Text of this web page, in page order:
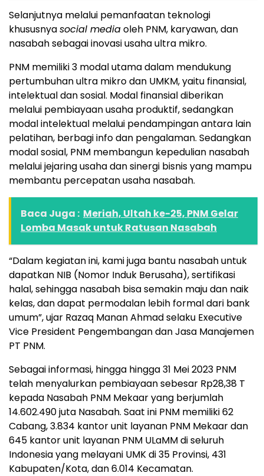
Selanjutnya melalui pemanfaatan teknologi
khususnyasocial mediaoleh PNM, karyawan, dan
nasabah sebagai inovasi usaha ultra mikro.
PNM memiliki 3 modal utama dalam mendukung
pertumbuhan ultra mikro dan UMKM, yaitu finansial,
intelektual dan sosial. Modal finansial diberikan
melalui pembiayaan usaha produktif, sedangkan
modal intelektual melalui pendampingan antara lain
pelatihan, berbagi info dan pengalaman. Sedangkan
modal sosial, PNM membangun kepedulian nasabah
melalui jejaring usaha dan sinergi bisnis yang mampu
membantu percepatan usaha nasabah.
Baca Juga : Meriah, Ultah ke-25, PNM Gelar
Lomba Masak untuk Ratusan Nasabah
“Dalam kegiatan ini, kami juga bantu nasabah untuk
dapatkan NIB (Nomor Induk Berusaha), sertifikasi
halal, sehingga nasabah bisa semakin maju dan naik
kelas, dan dapat permodalan lebih formal dari bank
umum”, ujar Razaq Manan Ahmad selaku Executive
Vice President Pengembangan dan Jasa Manajemen
PT PNM.
Sebagai informasi, hingga hingga 31 Mei 2023 PNM
telah menyalurkan pembiayaan sebesar Rp28,38 T
kepada Nasabah PNM Mekaar yang berjumlah
14.602.490 juta Nasabah. Saat ini PNM memiliki 62
Cabang, 3.834 kantor unit layanan PNM Mekaar dan
645 kantor unit layanan PNM ULaMM di seluruh
Indonesia yang melayani UMK di 35 Provinsi, 431
Kabupaten/Kota, dan 6.014 Kecamatan.